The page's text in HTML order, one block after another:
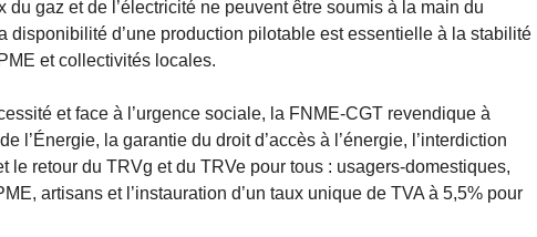
gaz et de l’électricité ne peuvent être soumis à la main du
disponibilité d’une production pilotable est essentielle à la stabilité
et collectivités locales.
et face à l’urgence sociale, la FNME-CGT revendique à
l’Énergie, la garantie du droit d’accès à l’énergie, l’interdiction
le retour du TRVg et du TRVe pour tous : usagers-domestiques,
artisans et l’instauration d’un taux unique de TVA à 5,5% pour